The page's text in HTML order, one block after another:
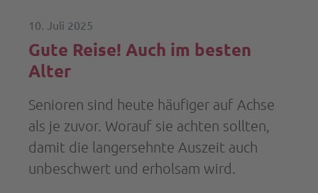
10. Juli 2025
Gute Reise! Auch im besten
Alter
Senioren sind heute häufiger auf Achse
als je zuvor. Worauf sie achten sollten,
damit die langersehnte Auszeit auch
unbeschwert und erholsam wird.